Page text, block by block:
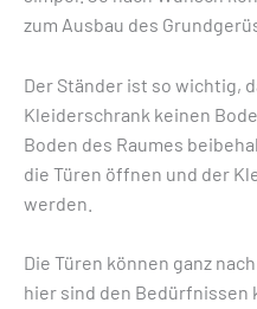
zum Ausbau des
Der Ständer ist so wichtig,
Kleiderschrank keinen
Boden des Raumes
die Türen öffnen und der
werden.
Die Türen können ganz
hier sind den Bedürfnissen